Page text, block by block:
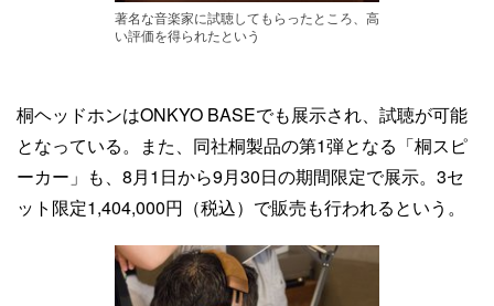
著名な音楽家に試聴してもらったところ、高
い評価を得られたという
桐ヘッドホンはONKYO BASEでも展示され、試聴が可能
となっている。また、同社桐製品の第1弾となる「桐スピ
ーカー」も、8月1日から9月30日の期間限定で展示。3セ
ット限定1,404,000円（税込）で販売も行われるという。